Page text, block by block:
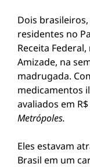
Dois
residentes no
Receita
Amizade, na
madrugada.
medicamentos
avaliados em
Metrópoles.
Eles estavam
Brasil em um